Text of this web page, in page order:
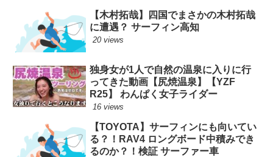
【木村拓哉】四国でまさかの木村拓哉
に遭遇？ サーフィン高知
20 views
独身女が1人で自然の温泉に入りに行
ってきた動画【尻焼温泉】【YZF
R25】 わんぱく女子ライダー
16 views
【TOYOTA】サーフィンにも向いてい
る？！RAV4 ロングボード中積みでき
るのか？！検証 サーファー車